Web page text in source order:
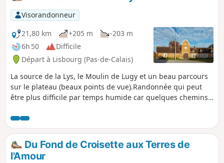
Visorandonneur
21,80 km
+205 m
-203 m
6h 50
Difficile
Départ à Lisbourg (Pas-de-Calais)
La source de la Lys, le Moulin de Lugy et un beau parcours
sur le plateau (beaux points de vue).Randonnée qui peut
être plus difficile par temps humide car quelques chemins
des petites routes. Attention : le sentier montant dans le
bois de Lugy après le (5) peut être très difficile en période
humide.Du Fond de Croisette aux Terres de
l'Amour